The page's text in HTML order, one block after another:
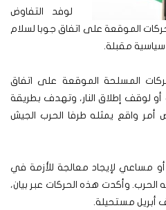
لوفد التفاوض
الموقعة على اتفاق جوبا لسلام
مقبلة.
المسلحة الموقعة على اتفاق
أو لوقف إطلاق النار، وتهدف بطريقة
واقع يمثله طرفا الحرب الجيش
مساعي لإيجاد معالجة للأزمة في
الحرب. وأكدت هذه الحركات عبر بيان،
أبريل مستحيلة.